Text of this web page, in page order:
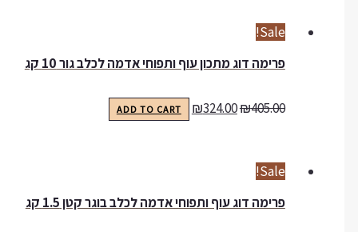
Sale!
פרימה דוג מתכון עוף ותפוחי אדמה לכלב גור 10 קג
₪405.00
₪324.00
ADD TO CART
Sale!
פרימה דוג עוף ותפוחי אדמה לכלב בוגר קטן 1.5 קג